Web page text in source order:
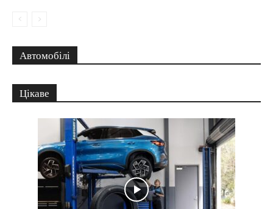
Автомобілі
Цікаве